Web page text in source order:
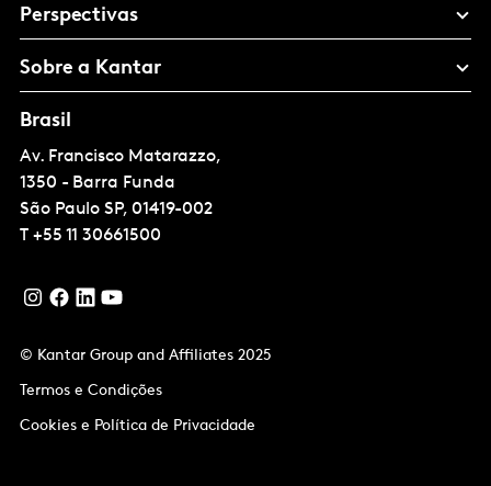
Perspectivas
Sobre a Kantar
Brasil
Av. Francisco Matarazzo,
1350 - Barra Funda
São Paulo SP, 01419-002
T +55 11 30661500
© Kantar Group and Affiliates 2025
Termos e Condições
Cookies e Política de Privacidade